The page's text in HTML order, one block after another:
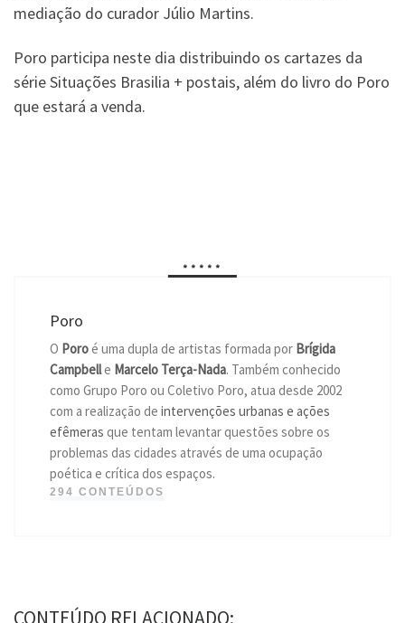
mediação do curador Júlio Martins.
Poro participa neste dia distribuindo os cartazes da
série Situações Brasilia + postais, além do livro do Poro
que estará a venda.
*****
Poro
O Poroé uma dupla de artistas formada por Brígida
Campbelle Marcelo Terça-Nada. Também conhecido
como Grupo Poro ou Coletivo Poro, atua desde 2002
com a realização de intervenções urbanas e ações
efêmeras que tentam levantar questões sobre os
problemas das cidades através de uma ocupação
poética e crítica dos espaços.
294 CONTEÚDOS
CONTEÚDO RELACIONADO: